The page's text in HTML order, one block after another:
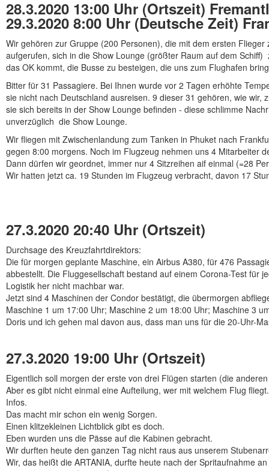
28.3.2020 13:00 Uhr (Ortszeit)
29.3.2020 8:00 Uhr (Deutsche Zeit)
Wir gehören zur Gruppe (200 Personen), die mit dem ersten
aufgerufen, sich in die Show Lounge (größter Raum auf dem
das OK kommt, die Busse zu besteigen, die uns zum Flughafen
Bitter für 31 Passagiere. Bei Ihnen wurde vor 2 Tagen erhöhte
sie nicht nach Deutschland ausreisen. 9 dieser 31 gehören, wie wir,
sie sich bereits in der Show Lounge befinden - diese schlimme
unverzüglich die Show Lounge.
Wir fliegen mit Zwischenlandung zum Tanken in Phuket nach
gegen 8:00 morgens. Noch im Flugzeug nehmen uns 4 Mitarbeiter
Dann dürfen wir geordnet, immer nur 4 Sitzreihen aif einmal (=28
Wir hatten jetzt ca. 19 Stunden im Flugzeug verbracht, davon 17
27.3.2020 20:40 Uhr (Ortszeit)
Durchsage des Kreuzfahrtdirektors:
Die für morgen geplante Maschine, ein Airbus A380, für 476
abbestellt. Die Fluggesellschaft bestand auf einem Corona-Test für
Logistik her nicht machbar war.
Jetzt sind 4 Maschinen der Condor bestätigt, die übermorgen
Maschine 1 um 17:00 Uhr; Maschine 2 um 18:00 Uhr; Maschine 3
Doris und ich gehen mal davon aus, dass man uns für die 20-Uhr-
27.3.2020 19:00 Uhr (Ortszeit)
Eigentlich soll morgen der erste von drei Flügen starten (die
Aber es gibt nicht einmal eine Aufteilung, wer mit welchem Flug
Infos.
Das macht mir schon ein wenig Sorgen.
Einen klitzekleinen Lichtblick gibt es doch.
Eben wurden uns die Pässe auf die Kabinen gebracht.
Wir durften heute den ganzen Tag nicht raus aus unserem
Wir, das heißt die ARTANIA, durfte heute nach der Spritaufnahme